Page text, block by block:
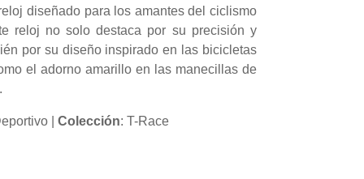
diseñado para los amantes del ciclismo
reloj no solo destaca por su precisión y
por su diseño inspirado en las bicicletas
el adorno amarillo en las manecillas de
| Colección: T-Race